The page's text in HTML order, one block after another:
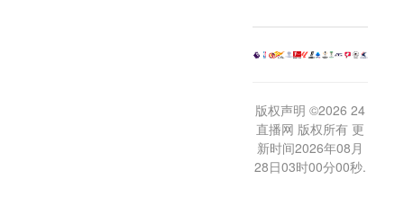
版权声明 ©2026 24
直播网 版权所有 更
新时间2026年08月
28日03时00分00秒.